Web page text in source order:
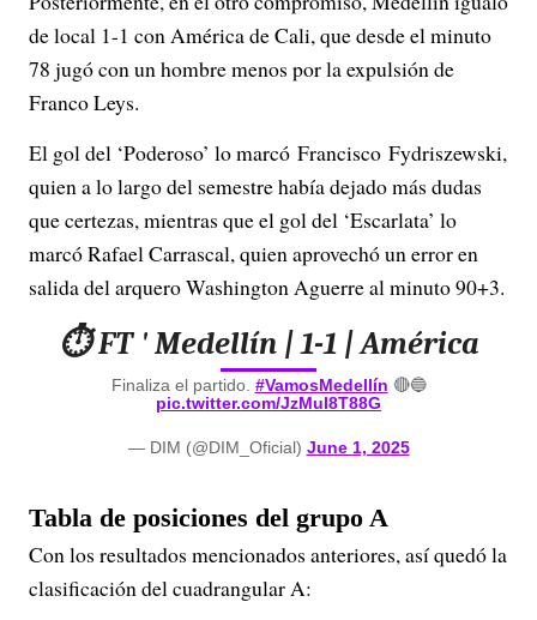
de local 1-1 con América de Cali, que desde el minuto
78 jugó con un hombre menos por la expulsión de
Franco Leys.
El gol del ‘Poderoso’ lo marcó Francisco Fydriszewski,
quien a lo largo del semestre había dejado más dudas
que certezas, mientras que el gol del ‘Escarlata’ lo
marcó Rafael Carrascal, quien aprovechó un error en
salida del arquero Washington Aguerre al minuto 90+3.
⏱️ FT ' Medellín | 1-1 | América
Finaliza el partido. #VamosMedellín 🔴🔵
pic.twitter.com/JzMul8T88G
— DIM (@DIM_Oficial) June 1, 2025
Tabla de posiciones del grupo A
Con los resultados mencionados anteriores, así quedó la
clasificación del cuadrangular A: